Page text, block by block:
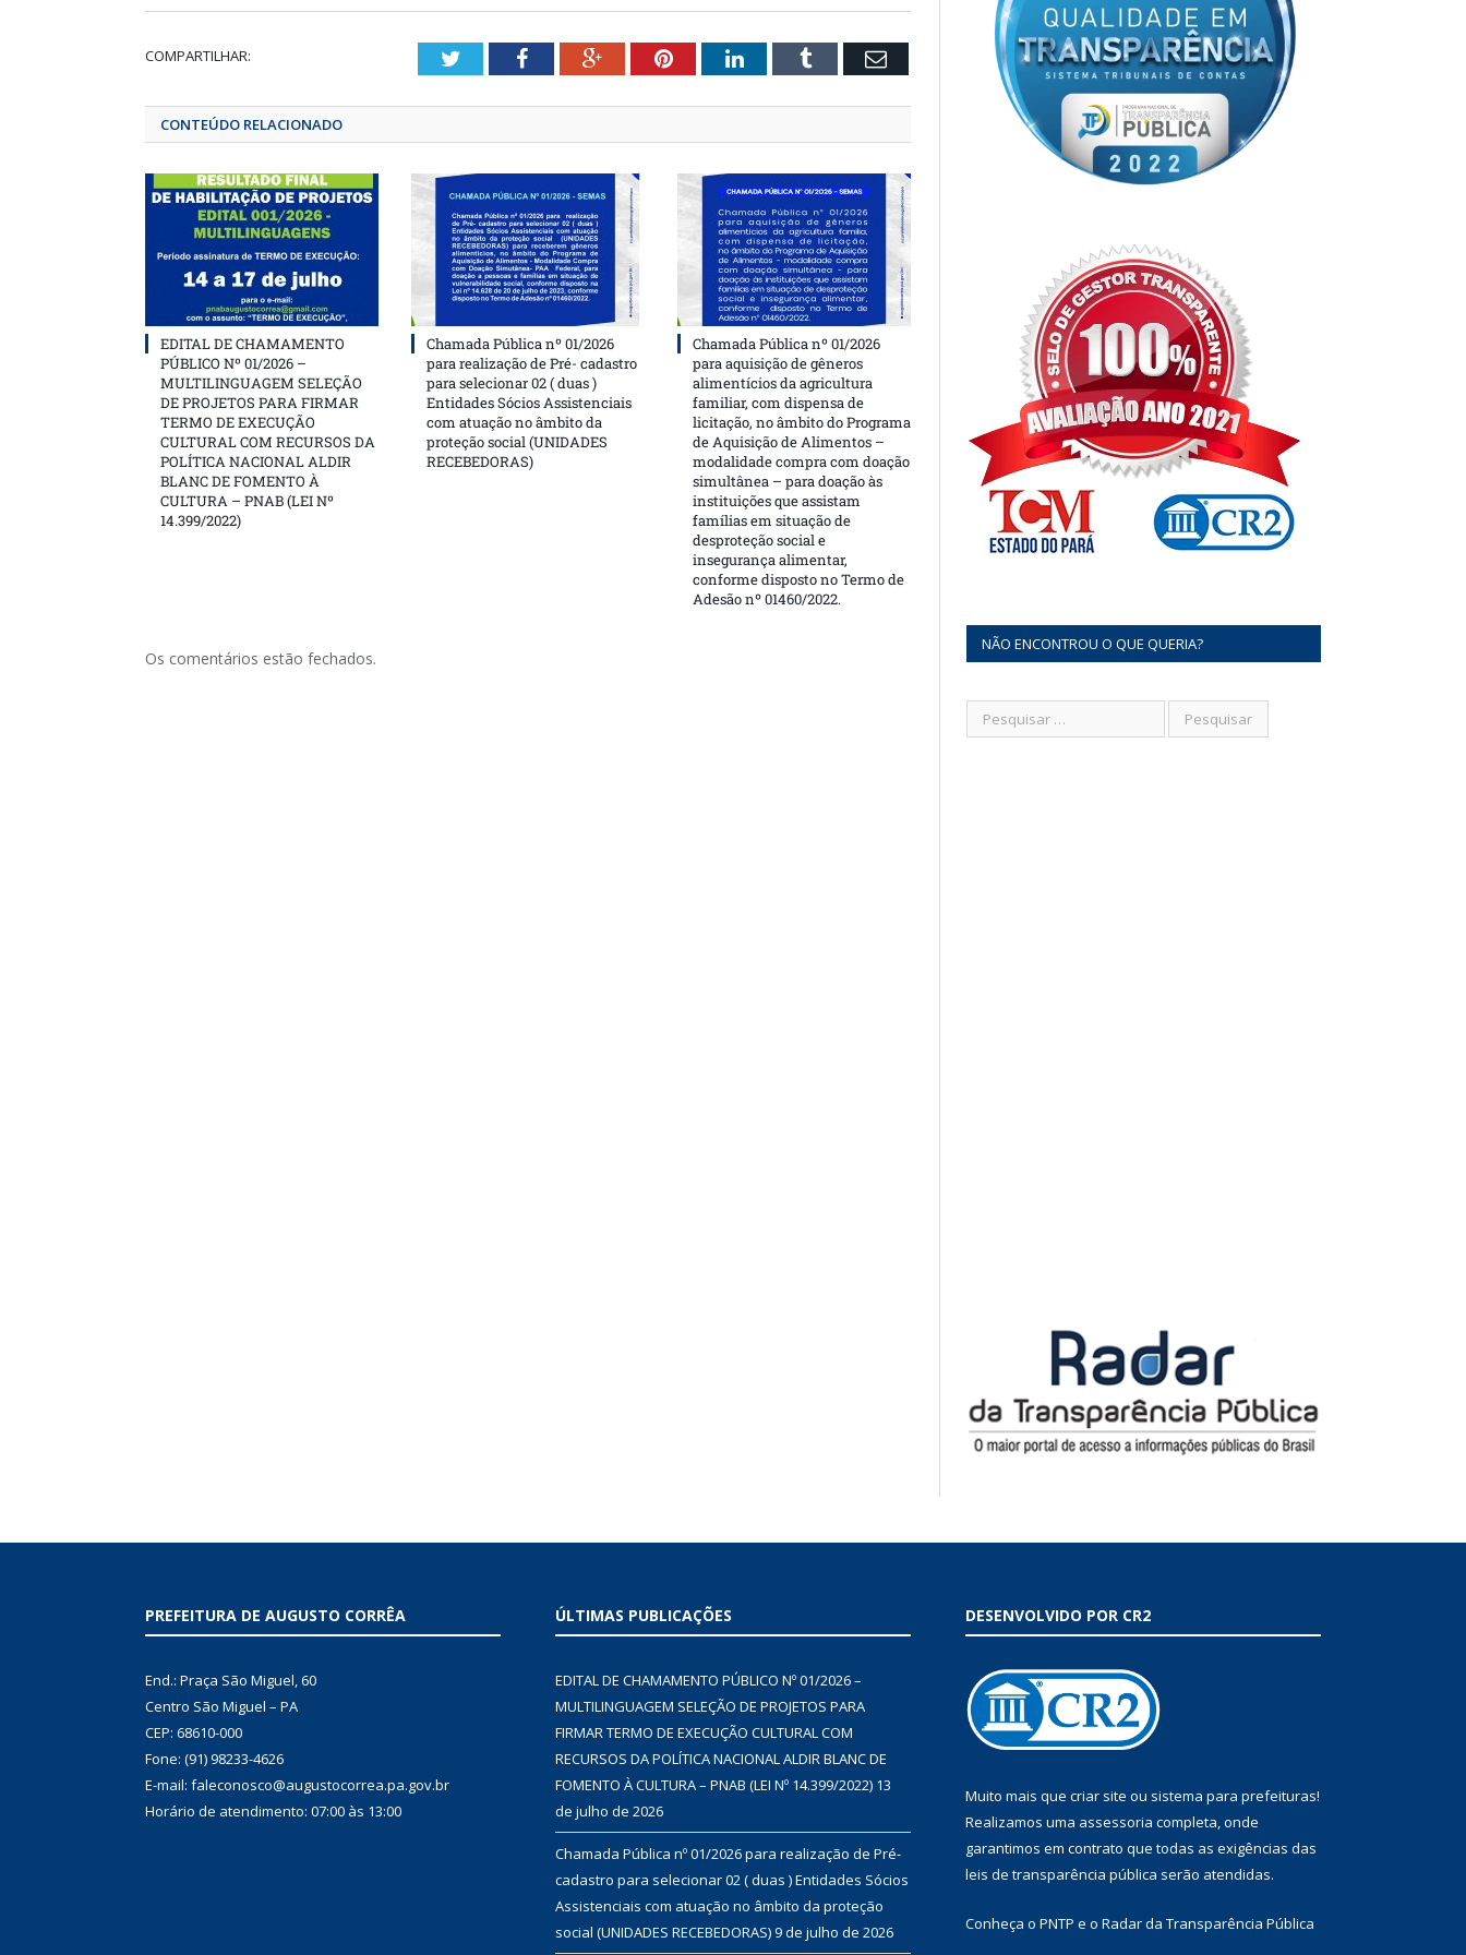
COMPARTILHAR: TwitterFacebookGoogle+Pinterest
LinkedInTumblrEmail
CONTEÚDO RELACIONADO
EDITAL DE CHAMAMENTO
PÚBLICO Nº 01/2026 –
MULTILINGUAGEM SELEÇÃO
DE PROJETOS PARA FIRMAR
TERMO DE EXECUÇÃO
CULTURAL COM RECURSOS DA
POLÍTICA NACIONAL ALDIR
BLANC DE FOMENTO À
CULTURA – PNAB (LEI Nº
14.399/2022)
Chamada Pública nº 01/2026
para realização de Pré- cadastro
para selecionar 02 ( duas )
Entidades Sócios Assistenciais
com atuação no âmbito da
proteção social (UNIDADES
RECEBEDORAS)
Chamada Pública nº 01/2026
para aquisição de gêneros
alimentícios da agricultura
familiar, com dispensa de
licitação, no âmbito do Programa
de Aquisição de Alimentos –
modalidade compra com doação
simultânea – para doação às
instituições que assistam
famílias em situação de
desproteção social e
insegurança alimentar,
conforme disposto no Termo de
Adesão nº 01460/2022.
Os comentários estão fechados.
NÃO ENCONTROU O QUE QUERIA?
PREFEITURA DE AUGUSTO CORRÊA
End.: Praça São Miguel, 60
Centro São Miguel – PA
CEP: 68610-000
Fone: (91) 98233-4626
E-mail: faleconosco@augustocorrea.pa.gov.br
Horário de atendimento: 07:00 às 13:00
ÚLTIMAS PUBLICAÇÕES
EDITAL DE CHAMAMENTO PÚBLICO Nº 01/2026 –
MULTILINGUAGEM SELEÇÃO DE PROJETOS PARA
FIRMAR TERMO DE EXECUÇÃO CULTURAL COM
RECURSOS DA POLÍTICA NACIONAL ALDIR BLANC DE
FOMENTO À CULTURA – PNAB (LEI Nº 14.399/2022) 13
de julho de 2026
Chamada Pública nº 01/2026 para realização de Pré-
cadastro para selecionar 02 ( duas ) Entidades Sócios
Assistenciais com atuação no âmbito da proteção
social (UNIDADES RECEBEDORAS)9 de julho de 2026
DESENVOLVIDO POR CR2
Muito mais que criar site ou sistema para prefeituras!
Realizamos uma assessoria completa, onde
garantimos em contrato que todas as exigências das
leis de transparência pública serão atendidas.
Conheça o PNTP e o Radar da Transparência Pública